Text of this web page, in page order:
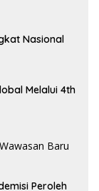
Nasional
Melalui 4th
Peroleh